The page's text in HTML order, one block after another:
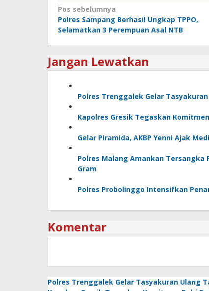
Navigasi
pos
Pos sebelumnya
Polres Sampang Berhasil Ungkap TPPO,
Selamatkan 3 Perempuan Asal NTB
Jangan Lewatkan
Polres Trenggalek Gelar
Kapolres Gresik Tegaskan
Gelar Piramida, AKBP Yenni Ajak
Polres Malang Amankan Tersangka
Gram
Polres Probolinggo Intensifkan
Komentar
Polres Trenggalek Gelar Tasyakuran Ulang